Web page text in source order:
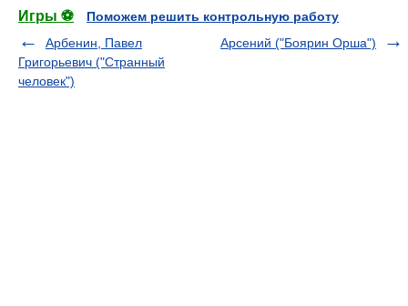
Игры ⚽
Поможем решить контрольную работу
Арбенин, Павел
Григорьевич ("Странный
человек")
Арсений ("Боярин Орша")